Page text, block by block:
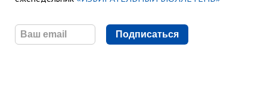
Подписаться